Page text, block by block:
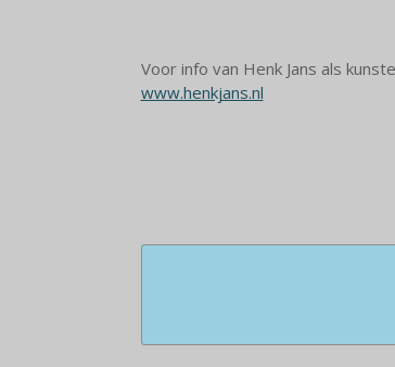
Voor info van Henk Jans als
www.henkjans.nl